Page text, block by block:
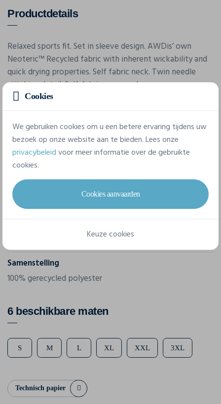
Productdetails
Relaxed sports fit. Set in sleeve design. AWDis’ own
Neoteric™ Recycled fabric with inherent wickability and
quick drying properties. Self fabric neck. Twin needle
stitching detail. Self-fabric crew neck.
Eigenschappen
Merk
Awdis
Referentie
JC201
Samenstelling
100% gerecycled polyester
6 beschikbare maten
S M L XL XXL 3XL
Technisch papier
Cookies
We gebruiken cookies om u een betere ervaring tijdens uw
bezoek op onze website aan te bieden. Lees onze
privacybeleidvoor meer informatie over de gebruikte
cookies.
Cookies aanvaarden
Keuze cookies